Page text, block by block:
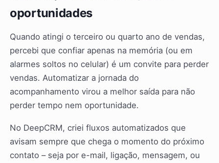
oportunidades
Quando atingi o terceiro ou quarto ano de vendas,
percebi que confiar apenas na memória (ou em
alarmes soltos no celular) é um convite para perder
vendas. Automatizar a jornada do
acompanhamento virou a melhor saída para não
perder tempo nem oportunidade.
No DeepCRM, criei fluxos automatizados que
avisam sempre que chega o momento do próximo
contato – seja por e-mail, ligação, mensagem, ou